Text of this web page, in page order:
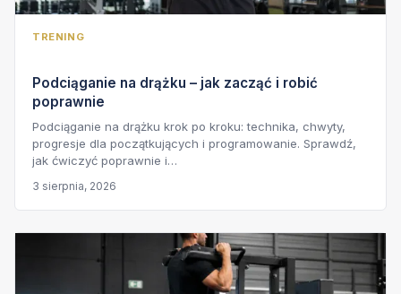
TRENING
Podciąganie na drążku – jak zacząć i robić
poprawnie
Podciąganie na drążku krok po kroku: technika, chwyty,
progresje dla początkujących i programowanie. Sprawdź,
jak ćwiczyć poprawnie i…
3 sierpnia, 2026